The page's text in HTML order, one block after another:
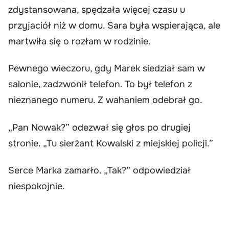
zdystansowana, spędzała więcej czasu u
przyjaciół niż w domu. Sara była wspierająca, ale
martwiła się o rozłam w rodzinie.
Pewnego wieczoru, gdy Marek siedział sam w
salonie, zadzwonił telefon. To był telefon z
nieznanego numeru. Z wahaniem odebrał go.
„Pan Nowak?” odezwał się głos po drugiej
stronie. „Tu sierżant Kowalski z miejskiej policji.”
Serce Marka zamarło. „Tak?” odpowiedział
niespokojnie.